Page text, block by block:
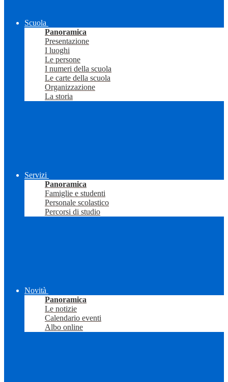
Scuola
Panoramica
Presentazione
I luoghi
Le persone
I numeri della scuola
Le carte della scuola
Organizzazione
La storia
Servizi
Panoramica
Famiglie e studenti
Personale scolastico
Percorsi di studio
Novità
Panoramica
Le notizie
Calendario eventi
Albo online